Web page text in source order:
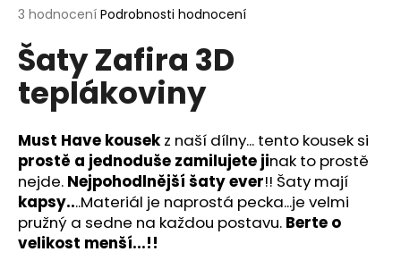
Průměrné
produktu
je
5,0
z
hvězdiček.
3 hodnocení Podrobnosti hodnocení
Šaty Zafira 3D
teplákoviny
Must Have kousek z naší dílny... tento kousek si
prostě a jednoduše zamilujete jinak to prostě
nejde. Nejpohodlnější šaty ever!! Šaty mají
kapsy....Materiál je naprostá pecka...je velmi
pružný a sedne na každou postavu. Berte o
velikost menší...!!
a
j
í
t
HLEDAT